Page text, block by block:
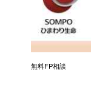
無料FP相談